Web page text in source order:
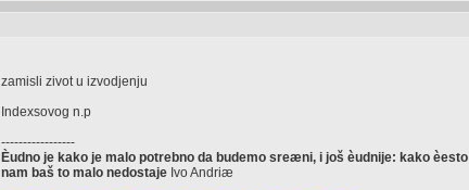
zamisli zivot u izvodjenju
Indexsovog n.p
-----------------
Èudno je kako je malo potrebno da budemo sreæni, i još èudnije: kako èesto
nam baš to malo nedostaje Ivo Andriæ